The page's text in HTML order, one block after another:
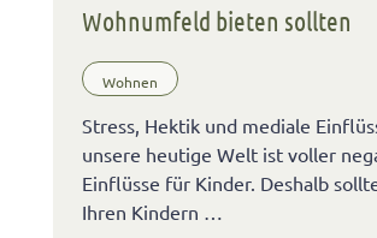
Wohnumfeld bieten sollten
Wohnen
Stress, Hektik und mediale
unsere heutige Welt ist voller
Einflüsse für Kinder. Deshalb
Ihren Kindern …